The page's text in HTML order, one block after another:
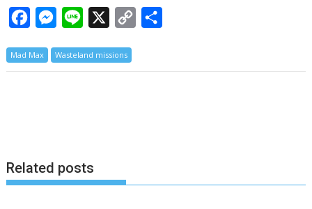
c
k
M
s
e
r
n
Mad Max Wasteland missions
Related posts